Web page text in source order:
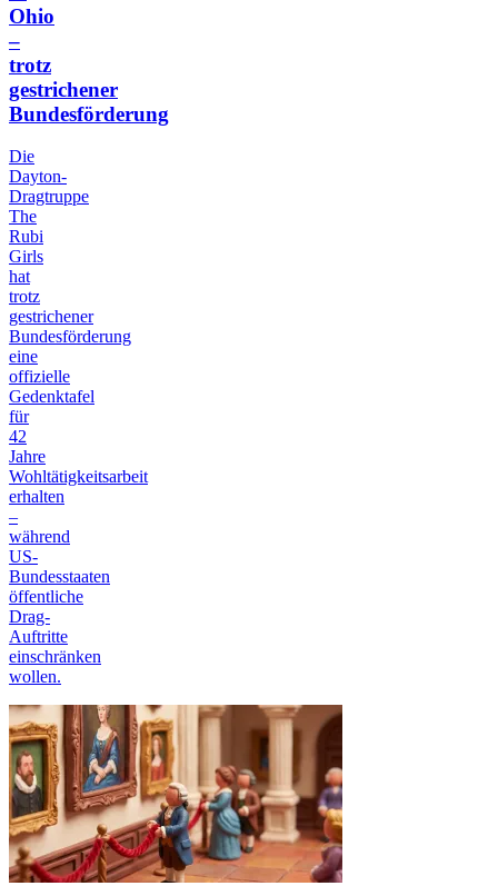
Ohio
–
trotz
gestrichener
Bundesförderung
Die
Dayton-
Dragtruppe
The
Rubi
Girls
hat
trotz
gestrichener
Bundesförderung
eine
offizielle
Gedenktafel
für
42
Jahre
Wohltätigkeitsarbeit
erhalten
–
während
US-
Bundesstaaten
öffentliche
Drag-
Auftritte
einschränken
wollen.